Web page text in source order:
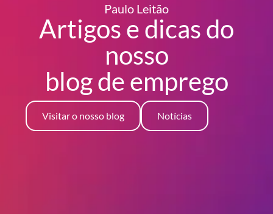
Paulo Leitão
Artigos e dicas do
nosso
blogde emprego
Visitar o nosso blog Notícias